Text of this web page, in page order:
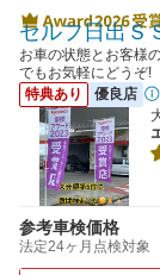
セルフ日出Ｓ
お車の状態とお客様
でもお気軽にどうぞ!
特典あり
優良店
参考車検価格
法定24ヶ月点検対象